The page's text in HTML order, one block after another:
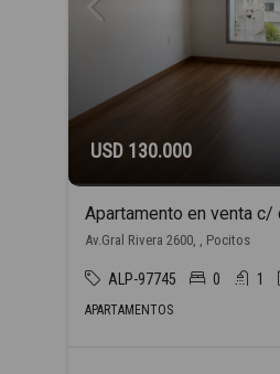
USD 130.000
Av.Gral Rivera 2600, , Pocitos
ALP-97745 0 1
APARTAMENTOS